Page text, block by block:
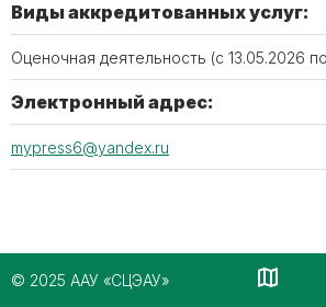
Виды аккредитованных услуг:
Оценочная деятельность (c 13.05.2026
Электронный адрес:
mypress6@yandex.ru
© 2025 ААУ «СЦЭАУ»